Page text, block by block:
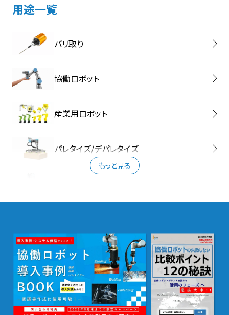
用途一覧
バリ取り
協働ロボット
産業用ロボット
パレタイズ/デパレタイズ
搬送
検査
もっと見る